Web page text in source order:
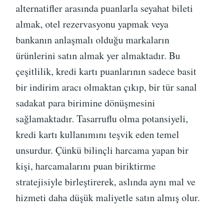
alternatifler arasında puanlarla seyahat bileti
almak, otel rezervasyonu yapmak veya
bankanın anlaşmalı olduğu markaların
ürünlerini satın almak yer almaktadır. Bu
çeşitlilik, kredi kartı puanlarının sadece basit
bir indirim aracı olmaktan çıkıp, bir tür sanal
sadakat para birimine dönüşmesini
sağlamaktadır. Tasarruflu olma potansiyeli,
kredi kartı kullanımını teşvik eden temel
unsurdur. Çünkü bilinçli harcama yapan bir
kişi, harcamalarını puan biriktirme
stratejisiyle birleştirerek, aslında aynı mal ve
hizmeti daha düşük maliyetle satın almış olur.